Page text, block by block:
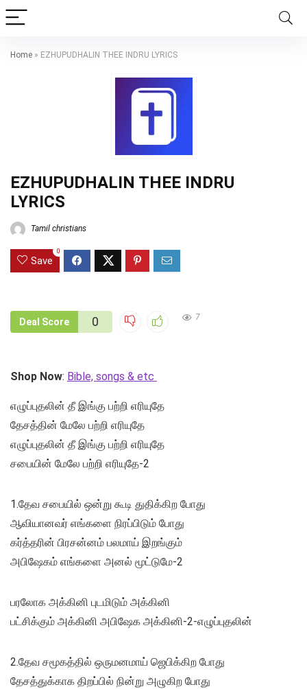
Home » EZHUPUDHALIN THEE INDRU LYRICS
EZHUPUDHALIN THEE INDRU
LYRICS
Tamil christians
Save
0
Deal Score 0 7
Shop Now: Bible, songs & etc
எழுப்புதலின் தீ இங்கு பற்றி எரியுதே
தேசத்தின் மேலே பற்றி எரியுதே
எழுப்புதலின் தீ இங்கு பற்றி எரியுதே
சபையின் மேலே பற்றி எரியுதே-2
1.தேவ சபையில் ஒன்று கூடி துதிக்கிற போது
ஆவியானவர் எங்களை நிரப்பிடும் போது
கர்த்தரின் பிரசன்னம் பலமாய் இறங்கும்
அபிஷேகம் எங்களை அனல் மூட்டுமே-2
பரலோக அக்கினி புடமிடும் அக்கினி
பட்சிக்கும் அக்கினி அபிஷேக அக்கினி-2-எழுப்புதலின்
2.தேவ சமூகத்தில் ஒருமனமாய் ஜெபிக்கிற போது
தேசத்துக்காக திறப்பில் நின்று அழுகிற போது